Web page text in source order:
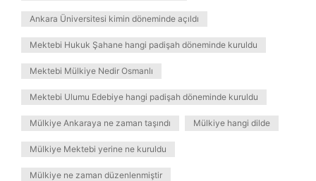
Ankara Üniversitesi kimin döneminde açıldı
Mektebi Hukuk Şahane hangi padişah döneminde kuruldu
Mektebi Mülkiye Nedir Osmanlı
Mektebi Ulumu Edebiye hangi padişah döneminde kuruldu
Mülkiye Ankaraya ne zaman taşındı Mülkiye hangi dilde
Mülkiye Mektebi yerine ne kuruldu
Mülkiye ne zaman düzenlenmiştir